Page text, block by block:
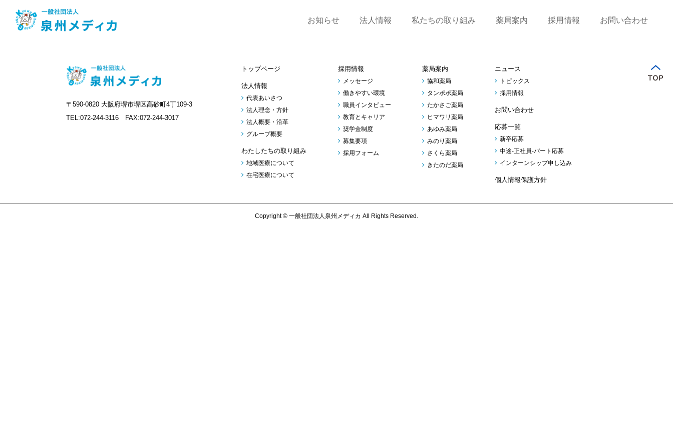
お知らせ 法人情報 私たちの取り組み 薬局案内 採用情報 お問い合わせ
〒590-0820 大阪府堺市堺区高砂町4丁109-3
TEL:072-244-3116 FAX:072-244-3017
トップページ
法人情報
代表あいさつ
法人理念・方針
法人概要・沿革
グループ概要
わたしたちの取り組み
地域医療について
在宅医療について
採用情報
メッセージ
働きやすい環境
職員インタビュー
教育とキャリア
奨学金制度
募集要項
採用フォーム
薬局案内
協和薬局
タンポポ薬局
たかさご薬局
ヒマワリ薬局
あゆみ薬局
みのり薬局
さくら薬局
きたのだ薬局
ニュース
トピックス
採用情報
お問い合わせ
応募一覧
新卒応募
中途-正社員-パート応募
インターンシップ申し込み
個人情報保護方針
Copyright © 一般社団法人泉州メディカ All Rights Reserved.